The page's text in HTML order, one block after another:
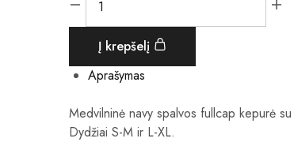
Į krepšelį
Aprašymas
Medvilninė navy spalvos fullcap kepurė
Dydžiai S-M ir L-XL.